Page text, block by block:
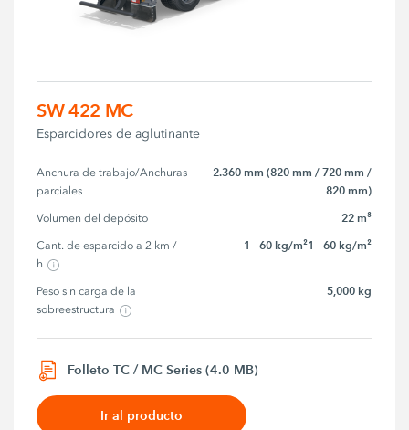
SW 422 MC
Esparcidores de aglutinante
Anchura de trabajo/Anchuras
parciales
2.360 mm (820 mm / 720 mm /
820 mm)
Volumen del depósito 22 m³
Cant. de esparcido a 2 km /
h
1 - 60 kg/m²1 - 60 kg/m²
Peso sin carga de la
sobreestructura
5,000 kg
Folleto TC / MC Series (4.0 MB)
Ir al producto